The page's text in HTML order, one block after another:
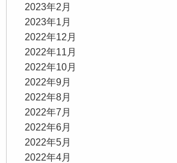
2023年2月
2023年1月
2022年12月
2022年11月
2022年10月
2022年9月
2022年8月
2022年7月
2022年6月
2022年5月
2022年4月